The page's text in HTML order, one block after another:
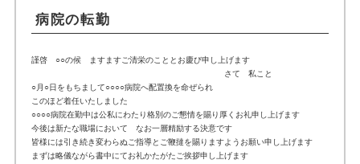
病院の転勤
謹啓 ○○の候 ますますご清栄のこととお慶び申し上げます
さて 私こと
○月○日をもちまして○○○○病院へ配置換を命ぜられ
このほど着任いたしました
○○○○病院在勤中は公私にわたり格別のご懇情を賜り厚くお礼申し上げます
今後は新たな職場において なお一層精励する決意です
皆様には引き続き変わらぬご指導とご鞭撻を賜りますようお願い申し上げます
まずは略儀ながら書中にてお礼かたがたご挨拶申し上げます